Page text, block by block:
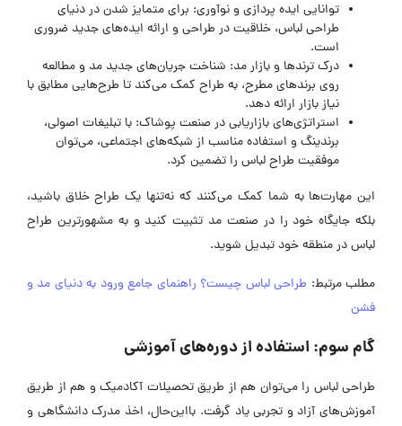
توانایی ایده پردازی و نوآوری: برای متمایز شدن در دنیای
طراحی لباس، خلاقیت در طراحی و ارائه ایده‌های جدید ضروری
است.
درک ترندها و بازار مد: شناخت جریان‌های جدید مد و مطالعه
روی برندهای مطرح، به طراح کمک می‌کند تا طرح‌هایی مطابق با
نیاز بازار ارائه دهد.
استراتژی‌های بازاریابی در صنعت پوشاک: با تبلیغات اصولی،
برندینگ و استفاده مناسب از شبکه‌های اجتماعی، می‌توان
موفقیت طراح لباس را تضمین کرد.
این مهارت‌ها به شما کمک می‌کنند که نه‌تنها یک طراح خلاق باشید،
بلکه جایگاه خود را در صنعت مد تثبیت کنید و به مشهورترین طراح
لباس در منطقه خود تبدیل شوید.
مطلب مرتبط: طراحی لباس چیست؟ راهنمای جامع ورود به دنیای مد و
فشن
گام سوم: استفاده از دوره‌های آموزشی
طراحی لباس را می‌توان هم از طریق تحصیلات آکادمیک و هم از طریق
آموزش‌های آزاد و تجربی یاد گرفت. بااین‌حال، اخذ مدرک دانشگاهی و